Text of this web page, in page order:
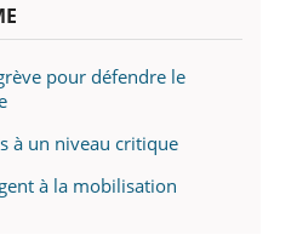
pour défendre le
à un niveau critique
à la mobilisation